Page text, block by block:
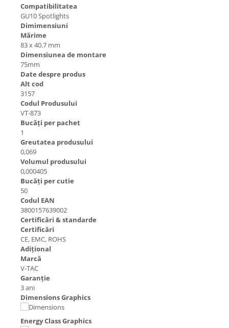
Compatibilitatea
GU10 Spotlights
Dimimensiuni
Mărime
83 x 40.7 mm
Dimensiunea de montare
75mm
Date despre produs
Alt cod
3157
Codul Produsului
VT-873
Bucăți per pachet
1
Greutatea produsului
0,069
Volumul produsului
0,000405
Bucăți per cutie
50
Codul EAN
3800157639002
Certificări & standarde
Certificări
CE, EMC, ROHS
Adițional
Marcă
V-TAC
Garanție
3 ani
Dimensions Graphics
Energy Class Graphics